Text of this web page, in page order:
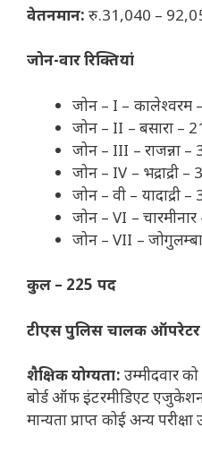
वेतनमान: रु.31,040 –
जोन-वार रिक्तियां
जोन – I – कालेश्वरम
जोन – II – बसारा –
जोन – III – राजन्ना –
जोन – IV – भद्राद्री –
जोन – वी – यादाद्री
जोन – VI –
जोन – VII –
कुल – 225 पद
टीएस पुलिस चालक ऑपरेटर
शैक्षिक योग्यता: उम्मीदवार को
बोर्ड ऑफ इंटरमीडिएट
मान्यता प्राप्त कोई अन्य परीक्षा